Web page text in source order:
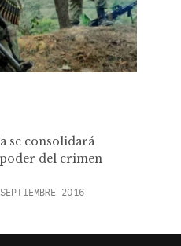
se consolidará
del crimen
2016